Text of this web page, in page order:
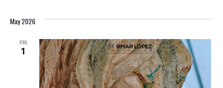
May 2026
FRI
1